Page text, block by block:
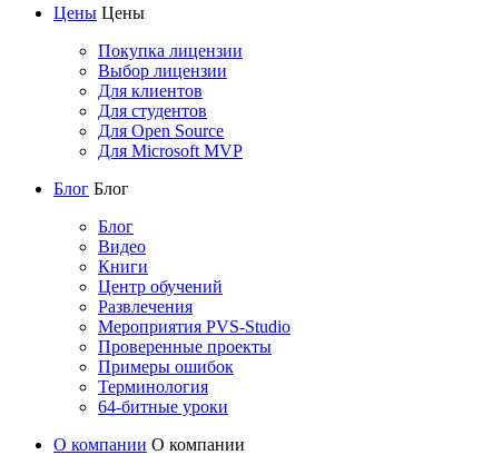
Цены Цены
Покупка лицензии
Выбор лицензии
Для клиентов
Для студентов
Для Open Source
Для Microsoft MVP
Блог Блог
Блог
Видео
Книги
Центр обучений
Развлечения
Мероприятия PVS-Studio
Проверенные проекты
Примеры ошибок
Терминология
64-битные уроки
О компании О компании